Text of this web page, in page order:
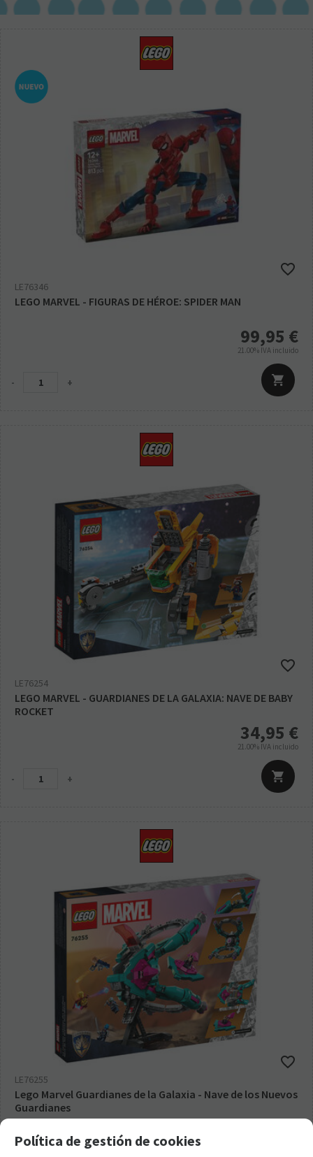
LE76346
LEGO MARVEL - FIGURAS DE HÉROE: SPIDER MAN
99,95 €
21.00% IVA incluido
- +
LE76254
LEGO MARVEL - GUARDIANES DE LA GALAXIA: NAVE DE BABY
ROCKET
34,95 €
21.00% IVA incluido
- +
LE76255
Lego Marvel Guardianes de la Galaxia - Nave de los Nuevos
Guardianes
Política de gestión de cookies